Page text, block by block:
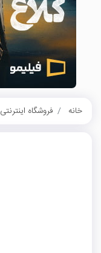
خانه فروشگاه اینترنتی